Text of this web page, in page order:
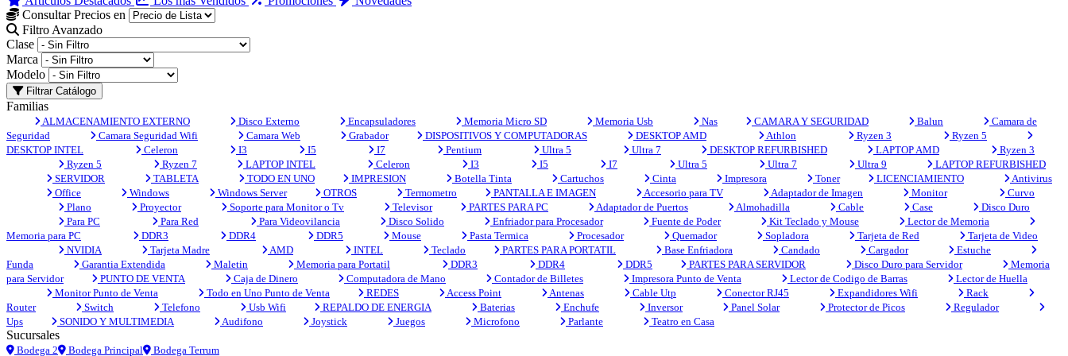
Consultar Precios en
Filtro Avanzado
Clase
Marca
Modelo
Filtrar Catálogo
Familias
ALMACENAMIENTO EXTERNO Disco Externo Encapsuladores Memoria Micro SD Memoria Usb Nas CAMARA Y SEGURIDAD Balun
Camara de
Seguridad
Camara Seguridad Wifi Camara Web Grabador DISPOSITIVOS Y COMPUTADORAS DESKTOP AMD Athlon Ryzen 3
Ryzen 5
DESKTOP INTEL
Celeron I3 I5 I7 Pentium Ultra 5 Ultra 7 DESKTOP REFURBISHED LAPTOP AMD
Ryzen 3
Ryzen 5
Ryzen 7 LAPTOP INTEL Celeron I3 I5 I7 Ultra 5 Ultra 7 Ultra 9
LAPTOP REFURBISHED
SERVIDOR
TABLETA TODO EN UNO IMPRESION Botella Tinta Cartuchos Cinta Impresora Toner LICENCIAMIENTO
Antivirus
Office
Windows Windows Server OTROS Termometro PANTALLA E IMAGEN Accesorio para TV Adaptador de Imagen Monitor
Curvo
Plano
Proyector Soporte para Monitor o Tv Televisor PARTES PARA PC Adaptador de Puertos Almohadilla Cable Case
Disco Duro
Para PC
Para Red Para Videovilancia Disco Solido Enfriador para Procesador Fuente de Poder Kit Teclado y Mouse
Lector de Memoria
Memoria para PC
DDR3 DDR4 DDR5 Mouse Pasta Termica Procesador Quemador Sopladora Tarjeta de Red
Tarjeta de Video
NVIDIA
Tarjeta Madre AMD INTEL Teclado PARTES PARA PORTATIL Base Enfriadora Candado Cargador
Estuche
Funda
Garantia Extendida Maletin Memoria para Portatil DDR3 DDR4 DDR5 PARTES PARA SERVIDOR Disco Duro para Servidor
Memoria
para Servidor
PUNTO DE VENTA Caja de Dinero Computadora de Mano Contador de Billetes Impresora Punto de Venta Lector de Codigo de Barras
Lector de Huella
Monitor Punto de Venta
Todo en Uno Punto de Venta REDES Access Point Antenas Cable Utp Conector RJ45 Expandidores Wifi
Rack
Router
Switch Telefono Usb Wifi REPALDO DE ENERGIA Baterias Enchufe Inversor Panel Solar Protector de Picos
Regulador
Ups
SONIDO Y MULTIMEDIA Audifono Joystick Juegos Microfono Parlante Teatro en Casa
Sucursales
Bodega 2 Bodega Principal Bodega Terrum